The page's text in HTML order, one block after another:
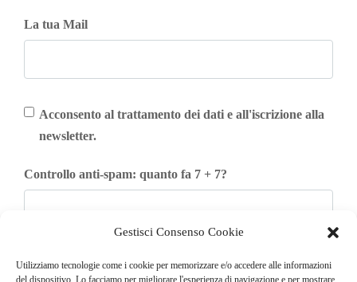
Gestisci Consenso Cookie
Utilizziamo tecnologie come i cookie per memorizzare e/o accedere alle informazioni
del dispositivo. Lo facciamo per migliorare l'esperienza di navigazione e per mostrare
La tua Mail
Acconsento al trattamento dei dati e all'iscrizione alla
newsletter.
Controllo anti-spam: quanto fa 7 + 7?
Iscriviti